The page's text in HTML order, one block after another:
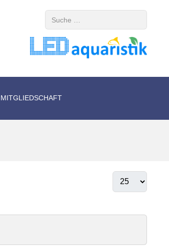
MITGLIEDSCHAFT